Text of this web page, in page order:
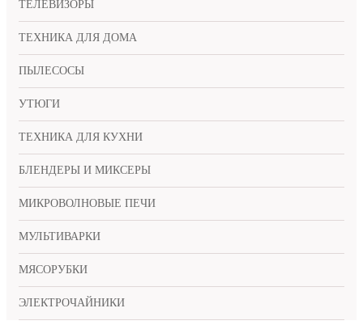
ТЕЛЕВИЗОРЫ
ТЕХНИКА ДЛЯ ДОМА
ПЫЛЕСОСЫ
УТЮГИ
ТЕХНИКА ДЛЯ КУХНИ
БЛЕНДЕРЫ И МИКСЕРЫ
МИКРОВОЛНОВЫЕ ПЕЧИ
МУЛЬТИВАРКИ
МЯСОРУБКИ
ЭЛЕКТРОЧАЙНИКИ